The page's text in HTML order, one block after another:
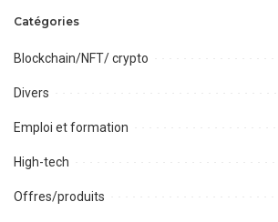
Catégories
Blockchain/NFT/ crypto
Divers
Emploi et formation
High-tech
Offres/produits